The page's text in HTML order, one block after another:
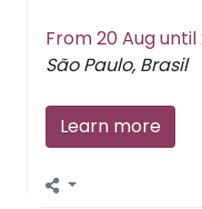
From 20 Aug until
São Paulo, Brasil
Learn more